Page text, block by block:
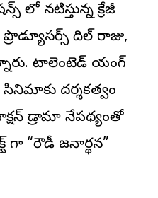
లో నటిస్తున్న క్రేజీ
ప్రొడ్యూసర్స్ దిల్ రాజు,
టాలెంటెడ్ యంగ్
దర్శకత్వం
డ్రామా నేపథ్యంతో
“రౌడీ జనార్థన”